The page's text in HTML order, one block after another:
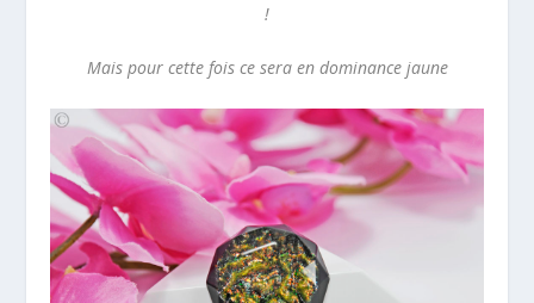
!
Mais pour cette fois ce sera en dominance jaune